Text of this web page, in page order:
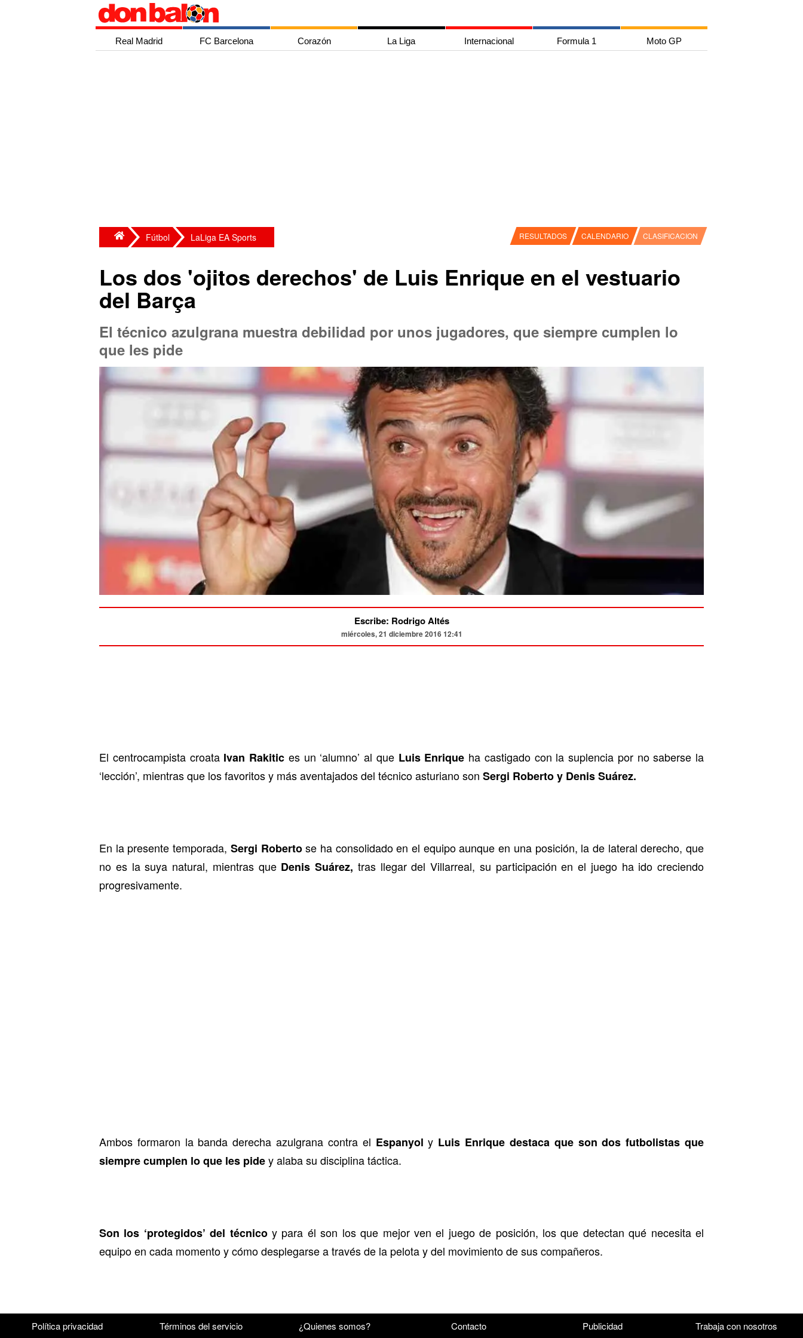
Real Madrid FC Barcelona Corazón La Liga Internacional Formula 1 Moto GP
Fútbol LaLiga EA Sports RESULTADOS CALENDARIO CLASIFICACION
Los dos 'ojitos derechos' de Luis Enrique en el vestuario
del Barça
El técnico azulgrana muestra debilidad por unos jugadores, que siempre cumplen lo
que les pide
Escribe: Rodrigo Altés
miércoles, 21 diciembre 2016 12:41
El centrocampista croata Ivan Rakitic es un ‘alumno’ al que Luis Enrique ha castigado con la suplencia por no saberse la
‘lección’, mientras que los favoritos y más aventajados del técnico asturiano son Sergi Roberto y Denis Suárez.
En la presente temporada, Sergi Robertose ha consolidado en el equipo aunque en una posición, la de lateral derecho, que
no es la suya natural, mientras que Denis Suárez, tras llegar del Villarreal, su participación en el juego ha ido creciendo
progresivamente.
Ambos formaron la banda derecha azulgrana contra el Espanyol y Luis Enrique destaca que son dos futbolistas que
siempre cumplen lo que les pidey alaba su disciplina táctica.
Son los ‘protegidos’ del técnicoy para él son los que mejor ven el juego de posición, los que detectan qué necesita el
equipo en cada momento y cómo desplegarse a través de la pelota y del movimiento de sus compañeros.
Política privacidad Términos del servicio ¿Quienes somos? Contacto Publicidad Trabaja con nosotros